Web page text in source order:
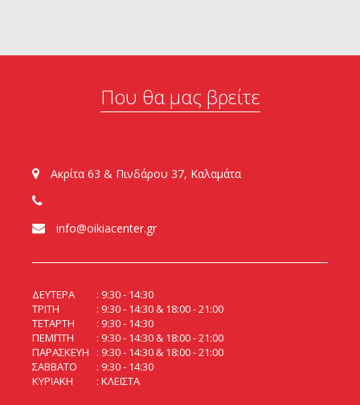
Που θα μας βρείτε
Ακρίτα 63 & Πινδάρου 37, Καλαμάτα
info@oikiacenter.gr
ΔΕΥΤΕΡΑ
9:30 - 14:30
ΤΡΙΤΗ
9:30 - 14:30 & 18:00 - 21:00
ΤΕΤΑΡΤΗ
9:30 - 14:30
ΠΕΜΠΤΗ
9:30 - 14:30 & 18:00 - 21:00
ΠΑΡΑΣΚΕΥΗ
9:30 - 14:30 & 18:00 - 21:00
ΣΑΒΒΑΤΟ
9:30 - 14:30
ΚΥΡΙΑΚΗ
ΚΛΕΙΣΤΑ